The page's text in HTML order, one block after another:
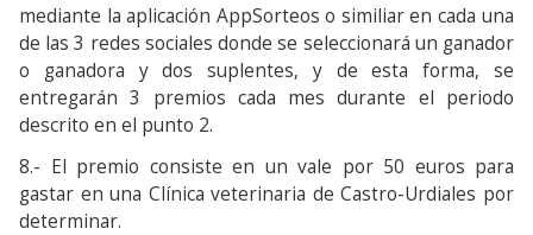
mediante la aplicación AppSorteos o similiar en cada una
de las 3 redes sociales donde se seleccionará un ganador
o ganadora y dos suplentes, y de esta forma, se
entregarán 3 premios cada mes durante el periodo
descrito en el punto 2.
8.- El premio consiste en un vale por 50 euros para
gastar en una Clínica veterinaria de Castro-Urdiales por
determinar.